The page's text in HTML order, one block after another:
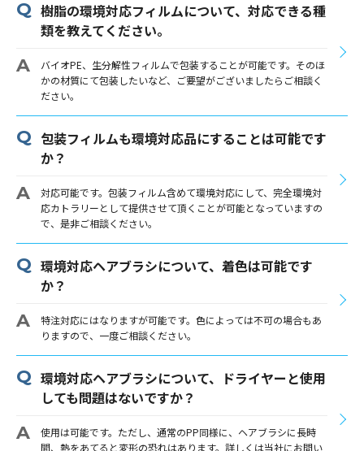
樹脂の環境対応フィルムについて、対応できる種
類を教えてください。
バイオPE、生分解性フィルムで包装することが可能です。そのほ
かの材質にて包装したいなど、ご要望がございましたらご相談く
ださい。
包装フィルムも環境対応品にすることは可能です
か？
対応可能です。包装フィルム含めて環境対応にして、完全環境対
応カトラリーとして提供させて頂くことが可能となっていますの
で、是非ご相談ください。
環境対応ヘアブラシについて、着色は可能です
か？
特注対応にはなりますが可能です。色によっては不可の場合もあ
りますので、一度ご相談ください。
環境対応ヘアブラシについて、ドライヤーと使用
しても問題はないですか？
使用は可能です。ただし、通常のPP同様に、ヘアブラシに長時
間、熱をあてると変形の恐れはあります。詳しくは当社にお問い